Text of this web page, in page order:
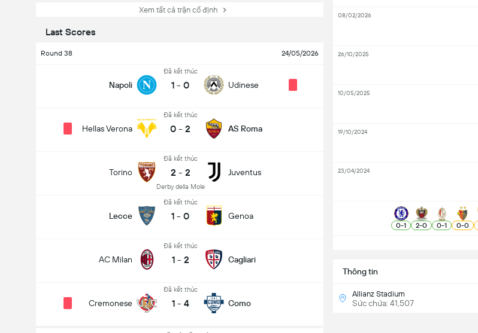
Xem tất cả trận cố định
Last Scores
Round 38 24/05/2026
Napoli
Đã kết thúc
1 - 0 Udinese
Hellas Verona
Đã kết thúc
0 - 2 AS Roma
Torino
Đã kết thúc
2 - 2
Derby della Mole
Juventus
Lecce
Đã kết thúc
1 - 0 Genoa
AC Milan
Đã kết thúc
1 - 2 Cagliari
Cremonese
Đã kết thúc
1 - 4 Como
Thông tin
Allianz Stadium
Sức chứa: 41,507
08/02/2026
26/10/2025
10/05/2025
19/10/2024
23/04/2024
0-1 2-0 0-1 0-0